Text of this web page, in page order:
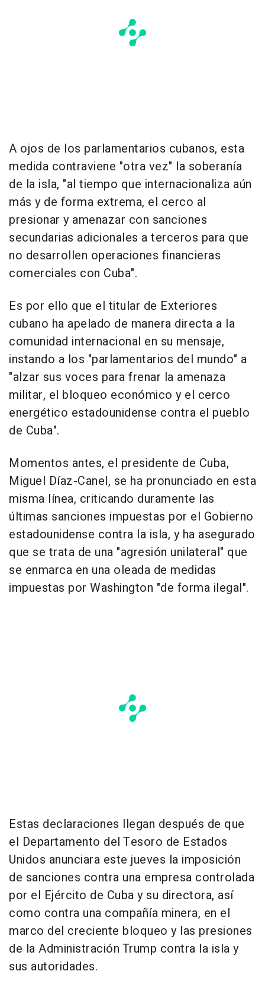
A ojos de los parlamentarios cubanos, esta
medida contraviene "otra vez" la soberanía
de la isla, "al tiempo que internacionaliza aún
más y de forma extrema, el cerco al
presionar y amenazar con sanciones
secundarias adicionales a terceros para que
no desarrollen operaciones financieras
comerciales con Cuba".
Es por ello que el titular de Exteriores
cubano ha apelado de manera directa a la
comunidad internacional en su mensaje,
instando a los "parlamentarios del mundo" a
"alzar sus voces para frenar la amenaza
militar, el bloqueo económico y el cerco
energético estadounidense contra el pueblo
de Cuba".
Momentos antes, el presidente de Cuba,
Miguel Díaz-Canel, se ha pronunciado en esta
misma línea, criticando duramente las
últimas sanciones impuestas por el Gobierno
estadounidense contra la isla, y ha asegurado
que se trata de una "agresión unilateral" que
se enmarca en una oleada de medidas
impuestas por Washington "de forma ilegal".
Estas declaraciones llegan después de que
el Departamento del Tesoro de Estados
Unidos anunciara este jueves la imposición
de sanciones contra una empresa controlada
por el Ejército de Cuba y su directora, así
como contra una compañía minera, en el
marco del creciente bloqueo y las presiones
de la Administración Trump contra la isla y
sus autoridades.